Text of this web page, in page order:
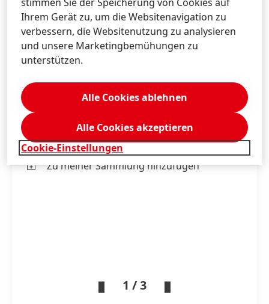
Am 7. August 2022 wird bereits zum 17. Mal der
Grafenberg ausgetragen.
web
Zu meiner Sammlung hinzufügen
1 / 3
stimmen Sie der Speicherung von Cookies auf
Ihrem Gerät zu, um die Websitenavigation zu
verbessern, die Websitenutzung zu analysieren
und unsere Marketingbemühungen zu
unterstützen.
Cookie-Einstellungen
Alle Cookies ablehnen
Alle Cookies akzeptieren